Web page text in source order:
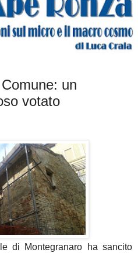
un
votato
di Montegranaro ha sancito